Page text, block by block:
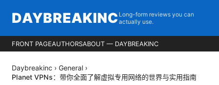
DAYBREAKINC Long-form reviews you can
actually use.
FRONT PAGEAUTHORSABOUT — DAYBREAKINC
Daybreakinc › General ›
Planet VPNs：带你全面了解虚拟专用网络的世界与实用指南